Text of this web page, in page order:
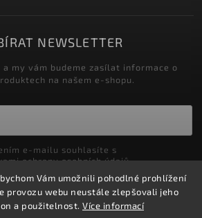
Vám umožnili pohodlné prohlížení
provozu webu neustále zlepšovali jeho
a použitelnost. Více informací
NEWSLETTER
my vám budeme zasílat informace o
na našem e-shopu.
ochrany osobních údajů
Přihlásit se